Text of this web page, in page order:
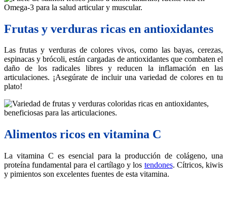
Frutas y verduras ricas en antioxidantes
Las frutas y verduras de colores vivos, como las bayas, cerezas,
espinacas y brócoli, están cargadas de antioxidantes que combaten el
daño de los radicales libres y reducen la inflamación en las
articulaciones. ¡Asegúrate de incluir una variedad de colores en tu
plato!
Alimentos ricos en vitamina C
La vitamina C es esencial para la producción de colágeno, una
proteína fundamental para el cartílago y los tendones. Cítricos, kiwis
y pimientos son excelentes fuentes de esta vitamina.